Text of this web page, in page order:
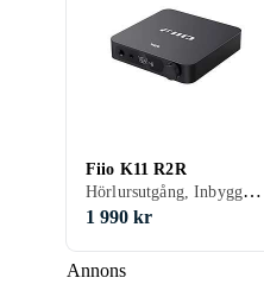
Annons
Fiio K11 R2R
Hörlursutgång, Inbyggd D/A-omvandlare, USB-kontakt, Display
1 990 kr